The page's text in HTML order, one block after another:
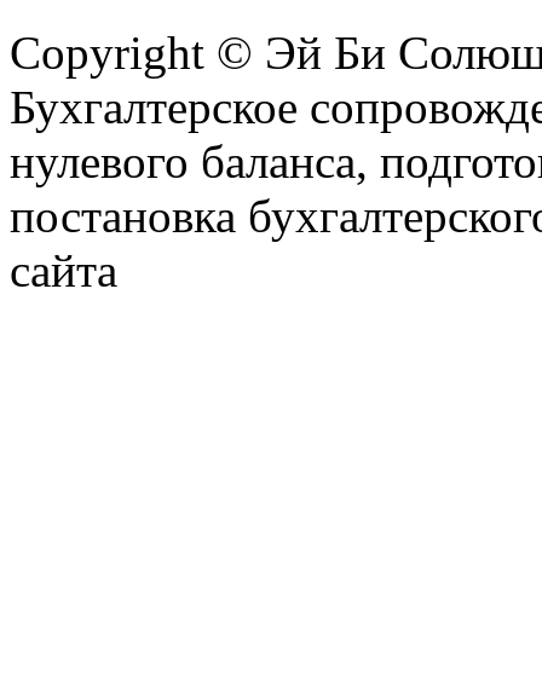
Copyright © Эй Би
Бухгалтерское
нулевого баланса,
постановка
сайта